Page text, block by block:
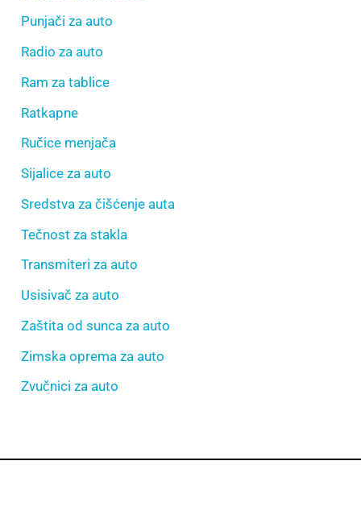
Punjači za auto
Radio za auto
Ram za tablice
Ratkapne
Ručice menjača
Sijalice za auto
Sredstva za čišćenje auta
Tečnost za stakla
Transmiteri za auto
Usisivač za auto
Zaštita od sunca za auto
Zimska oprema za auto
Zvučnici za auto